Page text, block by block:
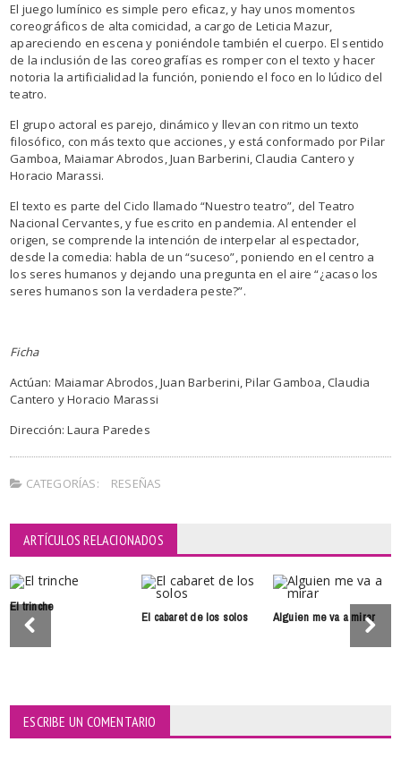
El juego lumínico es simple pero eficaz, y hay unos momentos
coreográficos de alta comicidad, a cargo de Leticia Mazur,
apareciendo en escena y poniéndole también el cuerpo. El sentido
de la inclusión de las coreografías es romper con el texto y hacer
notoria la artificialidad la función, poniendo el foco en lo lúdico del
teatro.
El grupo actoral es parejo, dinámico y llevan con ritmo un texto
filosófico, con más texto que acciones, y está conformado por Pilar
Gamboa, Maiamar Abrodos, Juan Barberini, Claudia Cantero y
Horacio Marassi.
El texto es parte del Ciclo llamado “Nuestro teatro”, del Teatro
Nacional Cervantes, y fue escrito en pandemia. Al entender el
origen, se comprende la intención de interpelar al espectador,
desde la comedia: habla de un “suceso”, poniendo en el centro a
los seres humanos y dejando una pregunta en el aire “¿acaso los
seres humanos son la verdadera peste?”.
Ficha
Actúan: Maiamar Abrodos, Juan Barberini, Pilar Gamboa, Claudia
Cantero y Horacio Marassi
Dirección: Laura Paredes
CATEGORÍAS: RESEÑAS
ARTÍCULOS RELACIONADOS
El trinche
El cabaret de los solos Alguien me va a mirar
ESCRIBE UN COMENTARIO